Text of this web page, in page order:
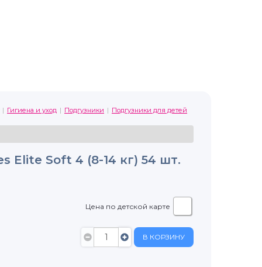
Гигиена и уход Подгузники Подгузники для детей
Elite Soft 4 (8-14 кг) 54 шт.
Цена по детской карте
В КОРЗИНУ